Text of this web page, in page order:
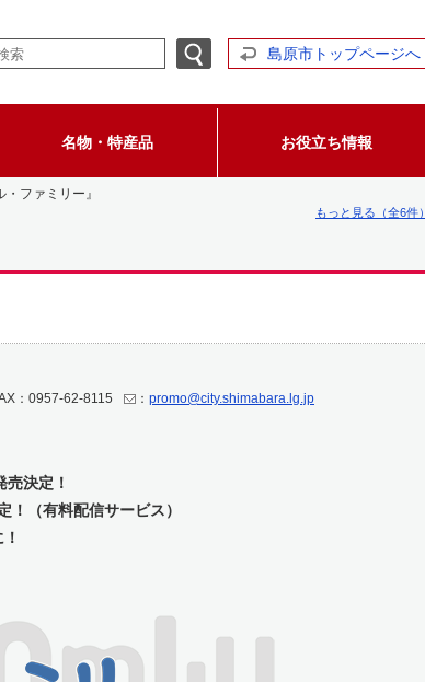
島原市トップページへ
名物・特産品 お役立ち情報
ファミリー』
もっと見る（全6件）
：0957-62-8115 ： promo@city.shimabara.lg.jp
決定！
！（有料配信サービス）